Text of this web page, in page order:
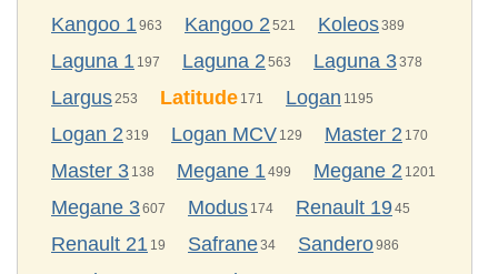
Kangoo 1 963 Kangoo 2 521 Koleos389
Laguna 1 197 Laguna 2 563 Laguna 3378
Largus 253 Latitude 171 Logan 1195
Logan 2 319 Logan MCV 129 Master 2 170
Master 3 138 Megane 1 499 Megane 2 1201
Megane 3607 Modus 174 Renault 1945
Renault 21 19 Safrane34 Sandero986